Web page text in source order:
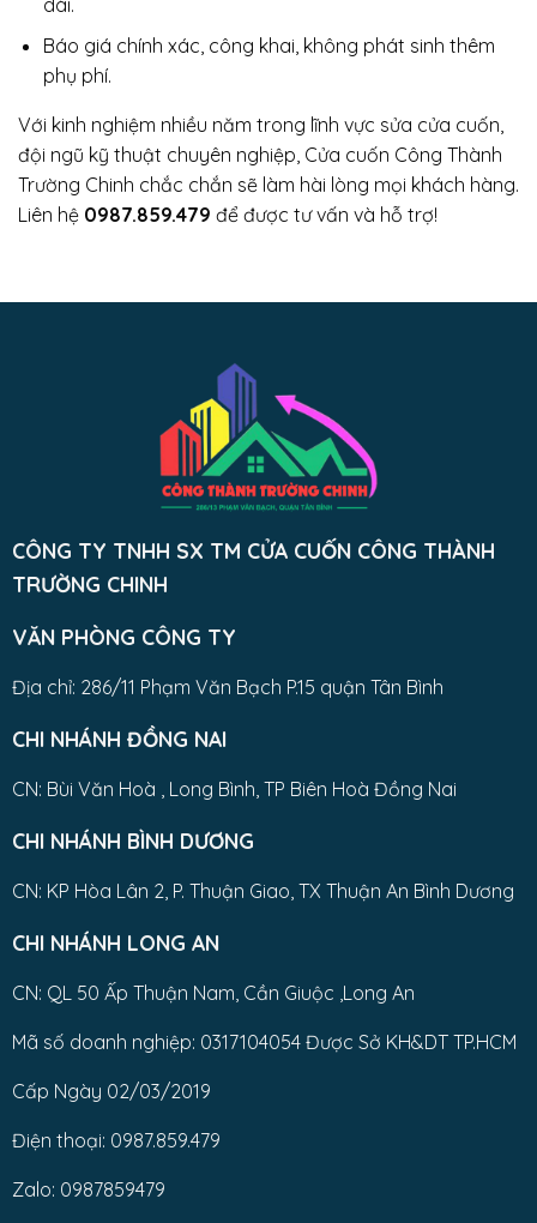
Báo giá chính xác, công khai, không phát sinh thêm
phụ phí.
Với kinh nghiệm nhiều năm trong lĩnh vực sửa cửa cuốn,
đội ngũ kỹ thuật chuyên nghiệp, Cửa cuốn Công Thành
Trường Chinh chắc chắn sẽ làm hài lòng mọi khách hàng.
Liên hệ 0987.859.479 để được tư vấn và hỗ trợ!
CÔNG TY TNHH SX TM CỬA CUỐN CÔNG THÀNH
TRƯỜNG CHINH
VĂN PHÒNG CÔNG TY
Địa chỉ: 286/11 Phạm Văn Bạch P.15 quận Tân Bình
CHI NHÁNH ĐỒNG NAI
CN: Bùi Văn Hoà , Long Bình, TP Biên Hoà Đồng Nai
CHI NHÁNH BÌNH DƯƠNG
CN: KP Hòa Lân 2, P. Thuận Giao, TX Thuận An Bình Dương
CHI NHÁNH LONG AN
CN: QL 50 Ấp Thuận Nam, Cần Giuộc ,Long An
Mã số doanh nghiệp: 0317104054 Được Sở KH&DT TP.HCM
Cấp Ngày 02/03/2019
Điện thoại: 0987.859.479
Zalo: 0987859479